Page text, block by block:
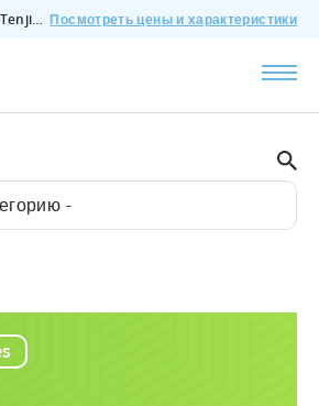
🔥 Полный доступ к Tenjin за $200/месяц - все функции, без дополнений, отмена в любое время. Посмотреть цены и характеристики
-